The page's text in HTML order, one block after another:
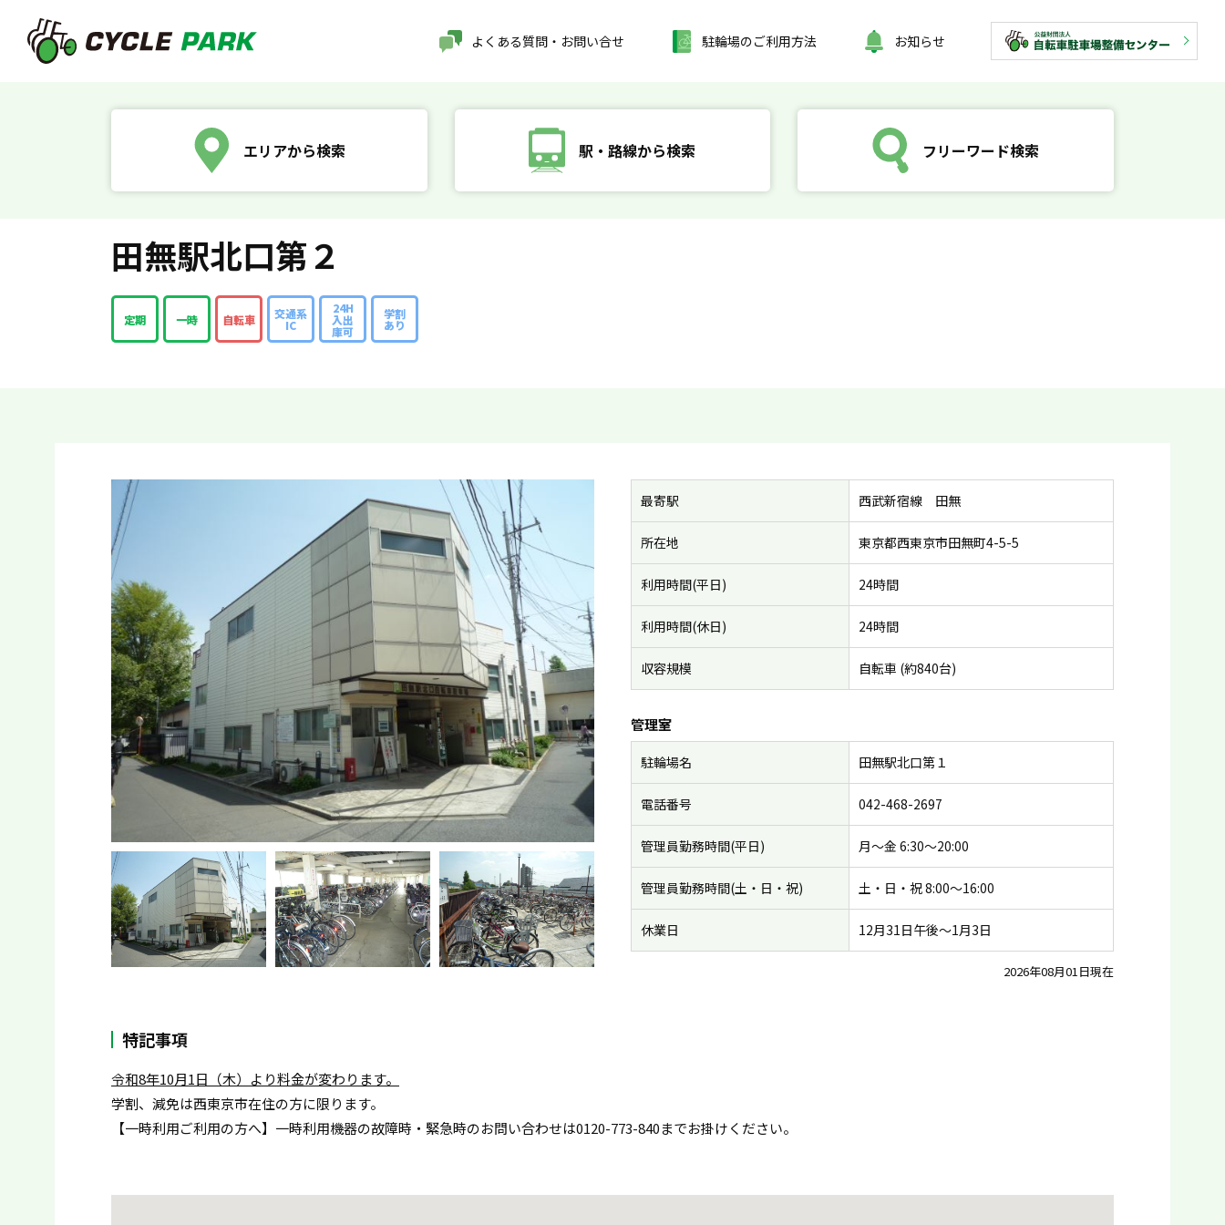
よくある質問・お問い合せ 駐輪場のご利用方法 お知らせ
エリアから検索 駅・路線から検索 フリーワード検索
田無駅北口第２
定期 一時 自転車 交通系
IC
24H
入出
庫可
学割
あり
最寄駅 西武新宿線 田無
所在地 東京都西東京市田無町4-5-5
利用時間(平日) 24時間
利用時間(休日) 24時間
収容規模 自転車 (約840台)
管理室
駐輪場名 田無駅北口第１
電話番号 042-468-2697
管理員勤務時間(平日) 月〜金 6:30〜20:00
管理員勤務時間(土・日・祝) 土・日・祝 8:00〜16:00
休業日 12月31日午後〜1月3日
2026年08月01日現在
特記事項
令和8年10月1日（木）より料金が変わります。
学割、減免は西東京市在住の方に限ります。
【一時利用ご利用の方へ】一時利用機器の故障時・緊急時のお問い合わせは0120-773-840までお掛けください。